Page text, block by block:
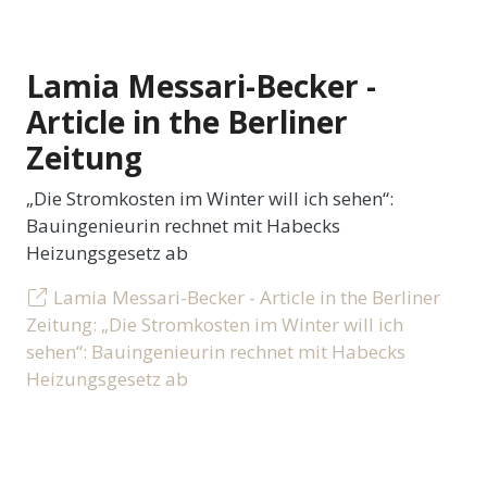
Lamia Messari-Becker -
Article in the Berliner
Zeitung
„Die Stromkosten im Winter will ich sehen“:
Bauingenieurin rechnet mit Habecks
Heizungsgesetz ab
Lamia Messari-Becker - Article in the Berliner
Zeitung: „Die Stromkosten im Winter will ich
sehen“: Bauingenieurin rechnet mit Habecks
Heizungsgesetz ab